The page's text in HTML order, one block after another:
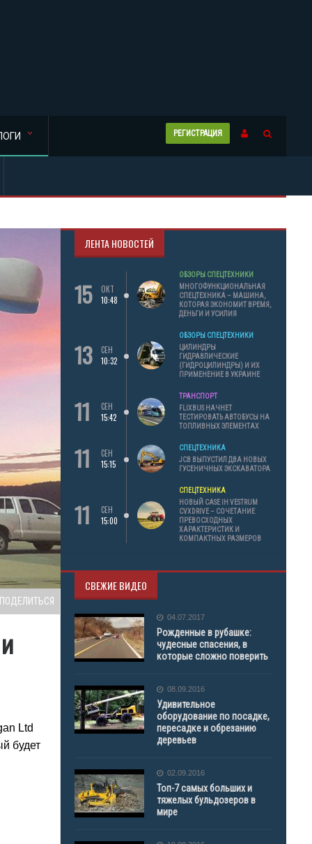
РЕГИСТРАЦИЯ
Ltd
будет
ЛЕНТА НОВОСТЕЙ
15
ОКТ
10:48
ОБЗОРЫ СПЕЦТЕХНИКИ
МНОГОФУНКЦИОНАЛЬНАЯ
СПЕЦТЕХНИКА – МАШИНА,
КОТОРАЯ ЭКОНОМИТ ВРЕМЯ,
ДЕНЬГИ И УСИЛИЯ
13
СЕН
10:32
ОБЗОРЫ СПЕЦТЕХНИКИ
ЦИЛИНДРЫ
ГИДРАВЛИЧЕСКИЕ
(ГИДРОЦИЛИНДРЫ) И ИХ
ПРИМЕНЕНИЕ В УКРАИНЕ
11
СЕН
15:42
ТРАНСПОРТ
FLIXBUS НАЧНЕТ
ТЕСТИРОВАТЬ АВТОБУСЫ НА
ТОПЛИВНЫХ ЭЛЕМЕНТАХ
11
СЕН
15:15
СПЕЦТЕХНИКА
JCB ВЫПУСТИЛ ДВА НОВЫХ
ГУСЕНИЧНЫХ ЭКСКАВАТОРА
11
СЕН
15:00
СПЕЦТЕХНИКА
НОВЫЙ CASE IH VESTRUM
CVXDRIVE – СОЧЕТАНИЕ
ПРЕВОСХОДНЫХ
ХАРАКТЕРИСТИК И
КОМПАКТНЫХ РАЗМЕРОВ
СВЕЖИЕ ВИДЕО
04.07.2017
Рожденные в рубашке:
чудесные спасения, в
которые сложно поверить
08.09.2016
Удивительное
оборудование по посадке,
пересадке и обрезанию
деревьев
02.09.2016
Топ-7 самых больших и
тяжелых бульдозеров в
мире